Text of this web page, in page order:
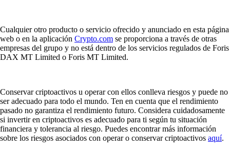
Cualquier otro producto o servicio ofrecido y anunciado en esta página
web o en la aplicación Crypto.com se proporciona a través de otras
empresas del grupo y no está dentro de los servicios regulados de Foris
DAX MT Limited o Foris MT Limited.
Conservar criptoactivos u operar con ellos conlleva riesgos y puede no
ser adecuado para todo el mundo. Ten en cuenta que el rendimiento
pasado no garantiza el rendimiento futuro. Considera cuidadosamente
si invertir en criptoactivos es adecuado para ti según tu situación
financiera y tolerancia al riesgo. Puedes encontrar más información
sobre los riesgos asociados con operar o conservar criptoactivos aquí.